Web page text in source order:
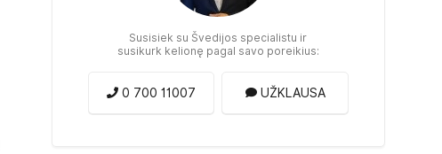
Susisiek su Švedijos specialistu ir
susikurk kelionę pagal savo poreikius:
0 700 11007 UŽKLAUSA